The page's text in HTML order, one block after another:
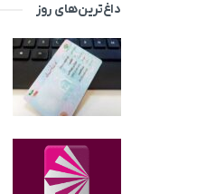
داغ‌ترین‌های روز